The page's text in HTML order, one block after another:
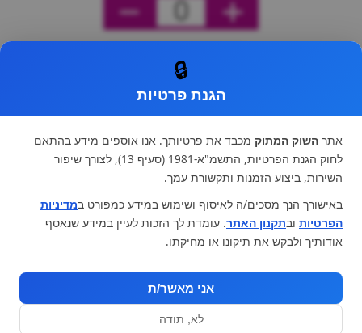
0
🔒
הגנת פרטיות
אתר השוק המתוק מכבד את פרטיותך. אנו אוספים מידע בהתאם
לחוק הגנת הפרטיות, התשמ"א-1981 (סעיף 13), לצורך שיפור
השירות, ביצוע הזמנות ותקשורת עמך.
באישורך הנך מסכים/ה לאיסוף ושימוש במידע כמפורט במדיניות
הפרטיות ובתקנון האתר. עומדת לך הזכות לעיין במידע שנאסף
אודותיך ולבקש את תיקונו או מחיקתו.
אני מאשר/ת
לא, תודה